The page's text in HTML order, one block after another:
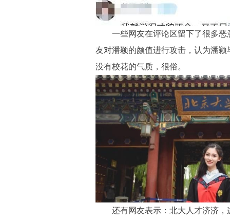
一些网友在评论区留下了很多恶
友对潘颖的颜值进行攻击，认为潘
没有校花的气质，很俗。
还有网友表示：北大人才济济，